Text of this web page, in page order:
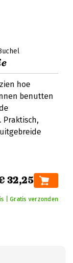
hoe
benutten
32,25
| Gratis verzonden